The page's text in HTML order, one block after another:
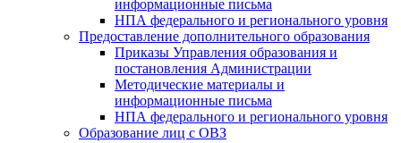
информационные письма
НПА федерального и регионального уровня
Предоставление дополнительного образования
Приказы Управления образования и
постановления Администрации
Методические материалы и
информационные письма
НПА федерального и регионального уровня
Образование лиц с ОВЗ